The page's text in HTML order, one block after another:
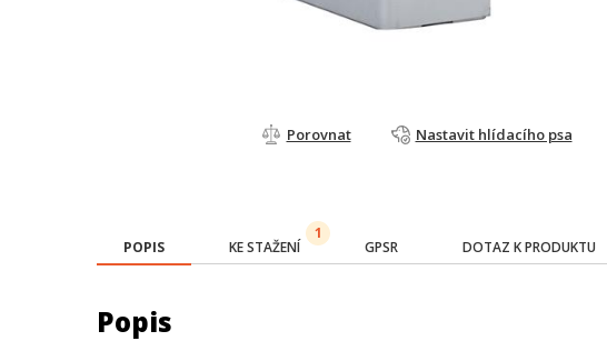
Porovnat Nastavit hlídacího psa
POPIS KE STAŽENÍ
1
GPSR DOTAZ K PRODUKTU
Popis